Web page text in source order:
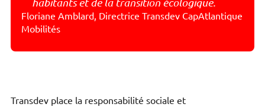
habitants et de la transition écologique.
Floriane Amblard, Directrice Transdev CapAtlantique
Mobilités
Transdev place la responsabilité sociale et